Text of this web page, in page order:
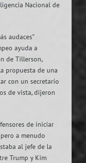
Nacional de
audaces”
ayuda a
de Tillerson,
propuesta de una
con un secretario
de vista, dijeron
de iniciar
a menudo
al jefe de la
Trump y Kim